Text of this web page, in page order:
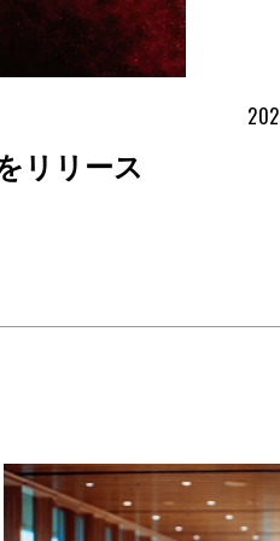
リリース